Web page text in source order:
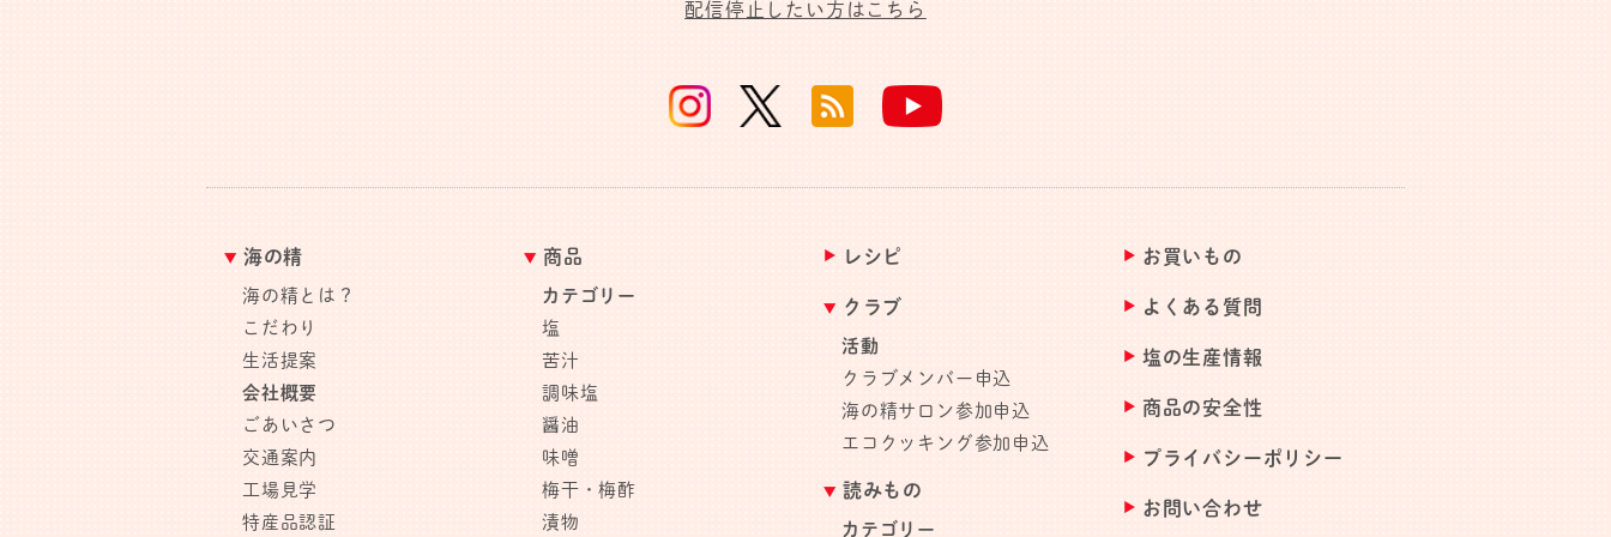
配信停止したい方はこちら
海の精
海の精とは？
こだわり
生活提案
会社概要
ごあいさつ
交通案内
工場見学
特産品認証
商品
カテゴリー
塩
苦汁
調味塩
醤油
味噌
梅干・梅酢
漬物
レシピ
クラブ
活動
クラブメンバー申込
海の精サロン参加申込
エコクッキング参加申込
読みもの
カテゴリー
お買いもの
よくある質問
塩の生産情報
商品の安全性
プライバシーポリシー
お問い合わせ